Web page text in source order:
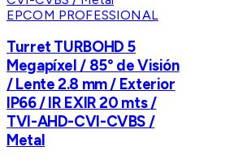
EPCOM PROFESSIONAL
Turret TURBOHD 5
Megapíxel / 85° de Visión
/ Lente 2.8 mm / Exterior
IP66 / IR EXIR 20 mts /
TVI-AHD-CVI-CVBS /
Metal